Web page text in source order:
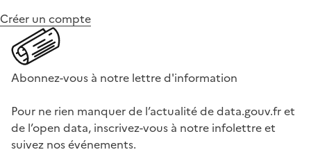
Créer un compte
Abonnez-vous à notre lettre d'information
Pour ne rien manquer de l’actualité de data.gouv.fr et
de l’open data, inscrivez-vous à notre infolettre et
suivez nos événements.